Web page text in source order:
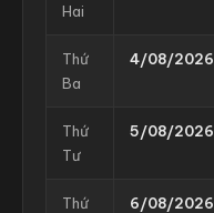
Hai
Thứ
Ba
4/08/2026
Thứ
Tư
5/08/2026
Thứ
6/08/2026